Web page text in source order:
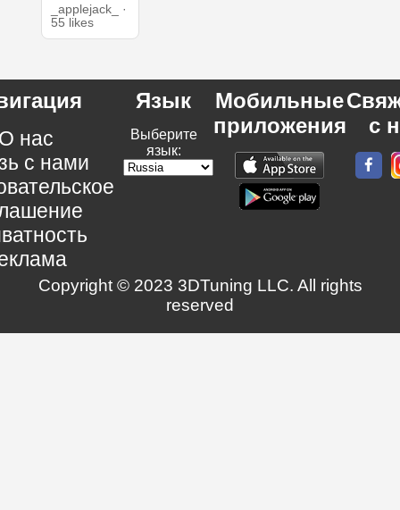
_applejack_ ·
55 likes
нас
с нами
Язык
Выберите
язык:
Мобильные
приложения
с
Copyright © 2023 3DTuning LLC. All rights
reserved